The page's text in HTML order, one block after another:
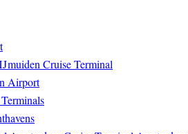
Cruise Terminal
Airport